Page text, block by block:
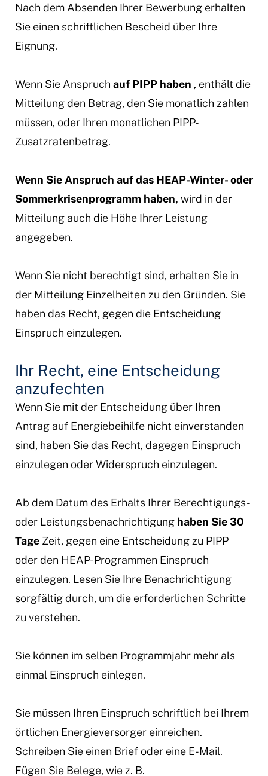
Nach dem Absenden Ihrer Bewerbung erhalten
Sie einen schriftlichen Bescheid über Ihre
Eignung.
Wenn Sie Anspruch auf PIPP haben , enthält die
Mitteilung den Betrag, den Sie monatlich zahlen
müssen, oder Ihren monatlichen PIPP-
Zusatzratenbetrag.
Wenn Sie Anspruch auf das HEAP-Winter- oder
Sommerkrisenprogramm haben, wird in der
Mitteilung auch die Höhe Ihrer Leistung
angegeben.
Wenn Sie nicht berechtigt sind, erhalten Sie in
der Mitteilung Einzelheiten zu den Gründen. Sie
haben das Recht, gegen die Entscheidung
Einspruch einzulegen.
Ihr Recht, eine Entscheidung
anzufechten
Wenn Sie mit der Entscheidung über Ihren
Antrag auf Energiebeihilfe nicht einverstanden
sind, haben Sie das Recht, dagegen Einspruch
einzulegen oder Widerspruch einzulegen.
Ab dem Datum des Erhalts Ihrer Berechtigungs-
oder Leistungsbenachrichtigung haben Sie 30
TageZeit, gegen eine Entscheidung zu PIPP
oder den HEAP-Programmen Einspruch
einzulegen. Lesen Sie Ihre Benachrichtigung
sorgfältig durch, um die erforderlichen Schritte
zu verstehen.
Sie können im selben Programmjahr mehr als
einmal Einspruch einlegen.
Sie müssen Ihren Einspruch schriftlich bei Ihrem
örtlichen Energieversorger einreichen.
Schreiben Sie einen Brief oder eine E-Mail.
Fügen Sie Belege, wie z. B.